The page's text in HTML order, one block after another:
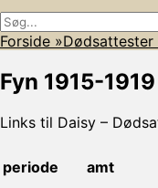
Søg
Søg
efter:
Forside »Dødsattester
Fyn 1915-1919
Links til Daisy –
periode amt